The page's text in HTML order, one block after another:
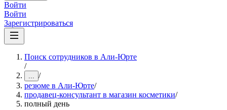
Войти
Войти
Зарегистрироваться
Поиск сотрудников в Али-Юрте
/
... /
резюме в Али-Юрте/
продавец-консультант в магазин косметики/
полный день